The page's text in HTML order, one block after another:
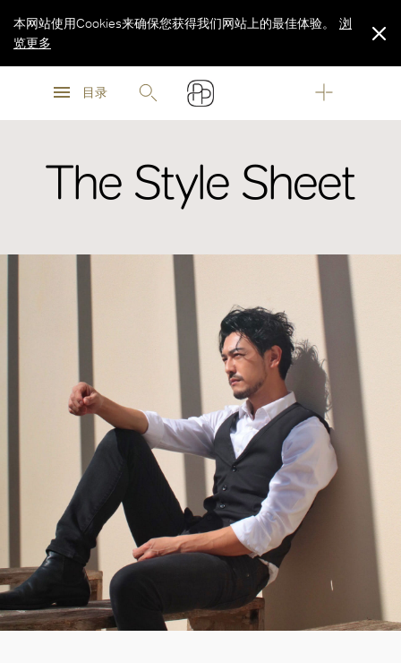
浏
目录
本网站使用Cookies来确保您获得我们网站上的最佳体验。
浏
览更多
The Style Sheet